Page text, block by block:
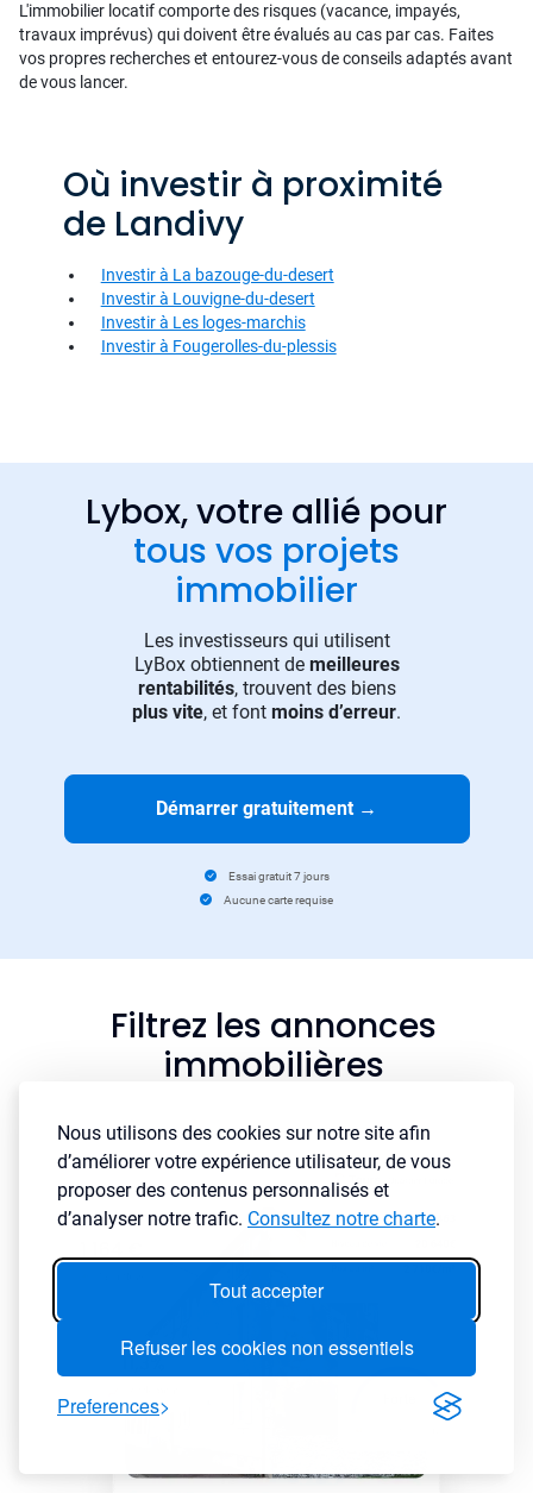
Nous utilisons des cookies sur notre site afin
d’améliorer votre expérience utilisateur, de vous
proposer des contenus personnalisés et
d’analyser notre trafic. Consultez notre charte.
Tout accepter
Refuser les cookies non essentiels
Preferences
L'immobilier locatif comporte des risques (vacance, impayés,
travaux imprévus) qui doivent être évalués au cas par cas. Faites
vos propres recherches et entourez-vous de conseils adaptés avant
de vous lancer.
Où investir à proximité
de Landivy
Investir à La bazouge-du-desert
Investir à Louvigne-du-desert
Investir à Les loges-marchis
Investir à Fougerolles-du-plessis
Lybox, votre allié pour
tous vos projets
immobilier
Les investisseurs qui utilisent
LyBox obtiennent de meilleures
rentabilités, trouvent des biens
plus vite, et font moins d’erreur.
Démarrer gratuitement →
Essai gratuit 7 jours
Aucune carte requise
Filtrez les annonces
immobilières